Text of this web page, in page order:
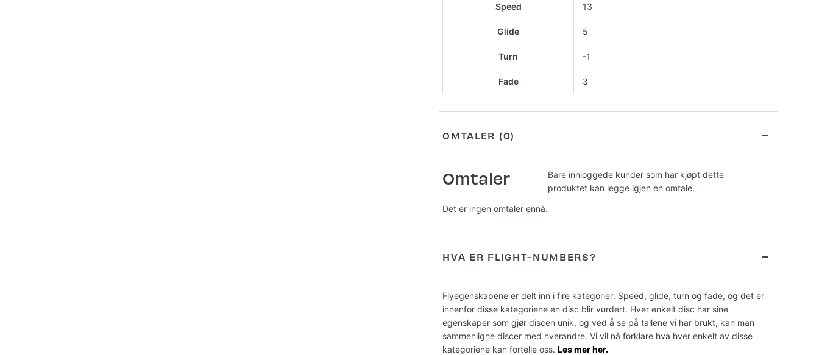
Speed 13
Glide 5
Turn -1
Fade 3
OMTALER (0)
Omtaler
Det er ingen omtaler ennå.
Bare innloggede kunder som har kjøpt dette
produktet kan legge igjen en omtale.
HVA ER FLIGHT-NUMBERS?
Flyegenskapene er delt inn i fire kategorier: Speed, glide, turn og fade, og det er
innenfor disse kategoriene en disc blir vurdert. Hver enkelt disc har sine
egenskaper som gjør discen unik, og ved å se på tallene vi har brukt, kan man
sammenligne discer med hverandre. Vi vil nå forklare hva hver enkelt av disse
kategoriene kan fortelle oss.Les mer her.